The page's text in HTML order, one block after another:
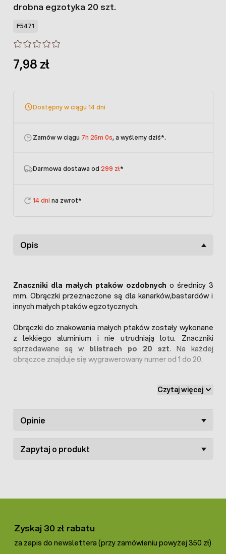
drobna egzotyka 20 szt.
F5471
7,98 zł
Dostępny w ciągu 14 dni
Zamów w ciągu 7h 25m 0s, a wyślemy dziś*.
Darmowa dostawa od 299 zł*
14 dni na zwrot*
Opis
Znaczniki dla małych ptaków ozdobnych o średnicy 3
mm. Obrączki przeznaczone są dla kanarków,bastardów i
innych małych ptaków egzotycznych.
Obrączki do znakowania małych ptaków zostały wykonane
z lekkiego aluminium i nie utrudniają lotu. Znaczniki
sprzedawane są w blistrach po 20 szt. Na każdej
obrączce znajduje się wygrawerowany numer od 1 do 20.
. Przy składaniu zamówienia
Czytaj więcej
Opinie
Zapytaj o produkt
Zyskaj 30 zł rabatu
za zapis do newslettera (przy zamówieniu powyżej 350 zł)